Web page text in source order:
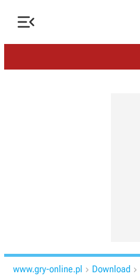

www.gry-online.pl  Download 